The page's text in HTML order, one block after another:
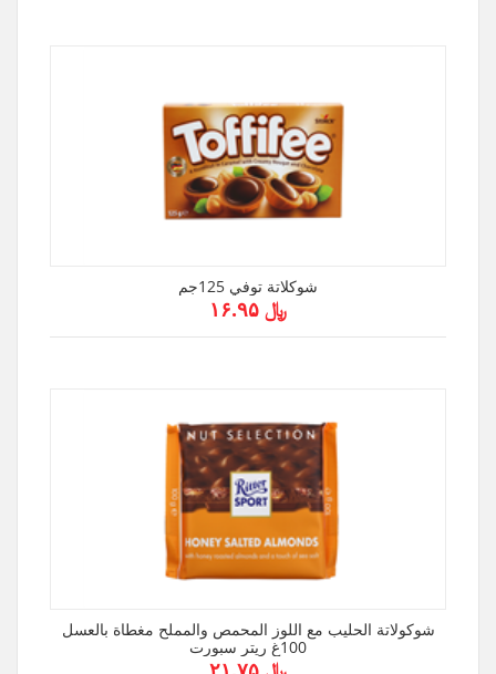
شوكلاتة توفي 125جم
﷼ ۱۶.۹۵
شوكولاتة الحليب مع اللوز المحمص والمملح مغطاة بالعسل
100غ ريتر سبورت